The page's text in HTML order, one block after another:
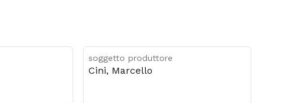
soggetto produttore
Cini, Marcello